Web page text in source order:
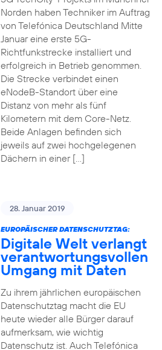
Norden haben Techniker im Auftrag
von Telefónica Deutschland Mitte
Januar eine erste 5G-
Richtfunkstrecke installiert und
erfolgreich in Betrieb genommen.
Die Strecke verbindet einen
eNodeB-Standort über eine
Distanz von mehr als fünf
Kilometern mit dem Core-Netz.
Beide Anlagen befinden sich
jeweils auf zwei hochgelegenen
Dächern in einer […]
28. Januar 2019
EUROPÄISCHER DATENSCHUTZTAG:
Digitale Welt verlangt
verantwortungsvollen
Umgang mit Daten
Zu ihrem jährlichen europäischen
Datenschutztag macht die EU
heute wieder alle Bürger darauf
aufmerksam, wie wichtig
Datenschutz ist. Auch Telefónica